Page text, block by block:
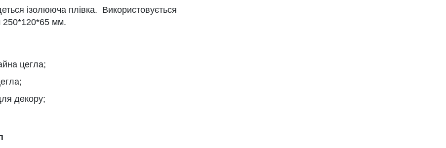
ізолююча плівка. Використовується
250*120*65 мм.
цегла;
декору;